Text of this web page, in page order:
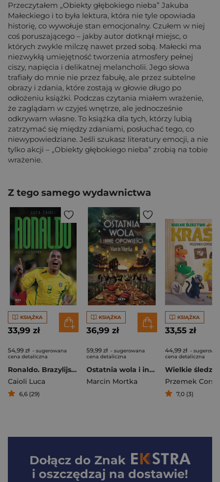
Przeczytałem „Obiekty głębokiego nieba” Jakuba
Małeckiego i to była lektura, która nie tyle opowiada
historię, co wywołuje stan emocjonalny. Czułem w niej
coś poruszającego – jakby autor dotknął miejsc, o
których zwykle milczę nawet przed sobą. Małecki ma
niezwykłą umiejętność tworzenia atmosfery pełnej
ciszy, napięcia i delikatnej melancholii. Jego słowa
trafiały do mnie nie przez fabułę, ale przez subtelne
obrazy i zdania, które zostają w głowie długo po
odłożeniu książki. Podczas czytania miałem wrażenie,
że zaglądam w czyjeś wnętrze, ale jednocześnie
odkrywam własne. To książka dla tych, którzy lubią
zatrzymać się między zdaniami, posłuchać tego, co
niewypowiedziane. Jeśli szukasz literatury emocji, a nie
tylko akcji – „Obiekty głębokiego nieba” zrobią na tobie
wrażenie.
Z tego samego wydawnictwa
KSIĄŻKA
33,99 zł
54,99 zł - sugerowana
cena detaliczna
Ronaldo. Brazylijski Fenomen
Caioli Luca
6,6 (29)
KSIĄŻKA
36,99 zł
59,99 zł - sugerowana
cena detaliczna
Ostatnia wola i inne opowieści
Marcin Mortka
KSIĄŻKA
33,55 zł
44,99 zł -
cena detaliczna
Przemek Corso
7,0 (3)
Dołącz do Znak
i oszczędzaj na dostawie!